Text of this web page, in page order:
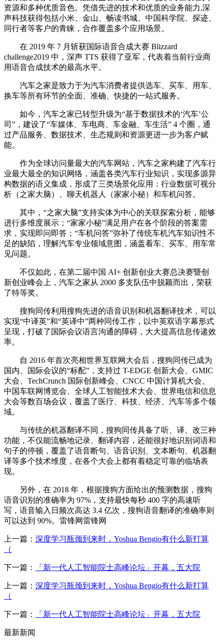
资源和多种优质音色。凭借先进的技术和优质的业务能力,深
声科技获得包括小米、金山、畅读书城、中国科学院、探迹、
同行者等客户的青睐，合作覆盖多个应用场景。
在 2019 年 7 月斩获国际语音合成大赛 Blizzard
challenge2019 中，深声 TTS 获得了亚军，代表着当前行业商
用语音合成技术的最高水平。
汽车之家是致力于为汽车消费者提供选车、买车、用车、
换车等所有环节的全面、准确、快捷的一站式服务。
如今，汽车之家已转型升级为“基于数据技术的‘汽车’公
司”，建设了“车媒体、车电商、车金融、车生活” 4 个圈，通
过产品服务、数据技术、生态规则和资源更进一步为客户赋
能。
作为全球访问量最大的汽车网站，汽车之家构建了汽车行
业最大最全的知识网络，涵盖各类汽车行业知识，实现多源异
构数据的语义集成，形成了三类场景化应用：行业数据可视分
析（之家大脑）、聊天机器人（家家小秘）和车机问答。
其中，“之家大脑”支持实体为中心的关联探索分析，能够
进行多维度展示；“家家小秘”满足用户在各个阶段的答案需
求，实现即问即答；“车机问答”弥补了传统车机汽车知识性不
足的缺陷，理解汽车专业领域意图，涵盖看车、买车、用车常
见问题。
不仅如此，在第二届中国 AI+ 创新创业大赛总决赛暨创
新创业峰会上，汽车之家从 2000 多支队伍中脱颖而出，荣获
了特等奖。
搜狗同传利用搜狗先进的语音识别和机器翻译技术，可以
实现“中译英”和“英译中”两种同传工作，以中英双语字幕形式
呈现，打破了国际会议语言沟通的障碍，大大提高信息传递效
率。
自 2016 年首次亮相世界互联网大会后，搜狗同传已成为
国内、国际会议的“标配”，支持过 T-EDGE 创新大会、GMIC
大会、TechCrunch 国际创新峰会、CNCC 中国计算机大会、
中国车联网博览会、全球人工智能技术大会、世界电信和信息
大会等数百场会议，覆盖了医疗、科技、经济、汽车等多个领
域。
与传统的机器翻译不同，搜狗同传具备了听、译、改三种
功能，不仅能流畅地记录、翻译内容，还能很好地识别词语和
句子的停顿，覆盖了语音断句、语音识别、文本断句、机器翻
译等多个技术维度，在各个大会上都有着稳定可靠的临场表
现。
另外，在 2018 年，根据搜狗方面给出的预测数据，搜狗
语音识别的准确率为 97%，支持最快每秒 400 字的高速听
写，语音输入日频次高达 3.4 亿次，搜狗语音翻译的准确率则
可以达到 90%。雷锋网雷锋网
上一篇： 深度学习瓶颈到来时，Yoshua Bengio有什么新打算
（
下一篇： 「新一代人工智能院士高峰论坛」开幕，五大院
上一篇： 深度学习瓶颈到来时，Yoshua Bengio有什么新打算
（
下一篇： 「新一代人工智能院士高峰论坛」开幕，五大院
最新新闻